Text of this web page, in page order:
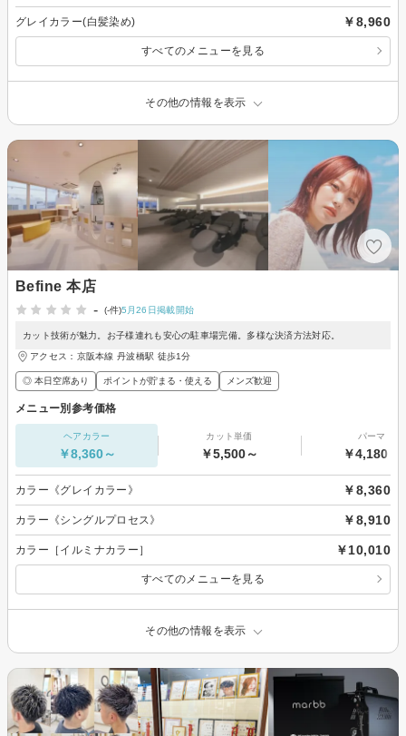
グレイカラー(白髪染め) ￥8,960
すべてのメニューを見る
その他の情報を表示
Befine 本店
-
(-件)5月26日掲載開始
カット技術が魅力。お子様連れも安心の駐車場完備。多様な決済方法対応。
アクセス：京阪本線 丹波橋駅 徒歩1分
◎ 本日空席あり ポイントが貯まる・使える メンズ歓迎
メニュー別参考価格
ヘアカラー
￥8,360～
カット単価
￥5,500～
パーマ
￥4,180～
カラー《グレイカラー》 ￥8,360
カラー《シングルプロセス》 ￥8,910
カラー［イルミナカラー］ ￥10,010
すべてのメニューを見る
その他の情報を表示